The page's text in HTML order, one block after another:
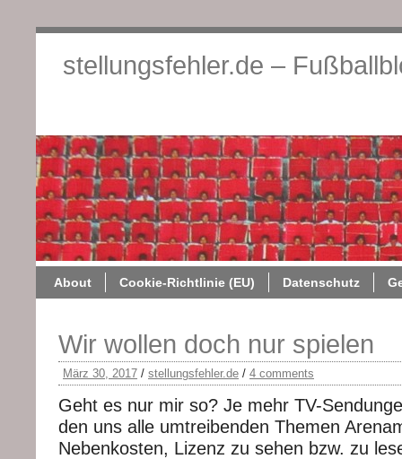
stellungsfehler.de –
About Cookie-Richtlinie (EU) Datenschutz
Wir wollen doch nur spielen
März 30, 2017 / stellungsfehler.de / 4 comments
Geht es nur mir so? Je mehr TV-
den uns alle umtreibenden Themen
Nebenkosten, Lizenz zu sehen bzw. zu